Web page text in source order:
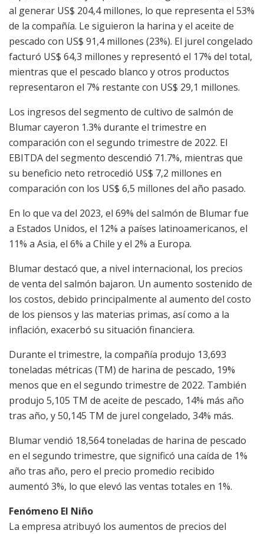
al generar US$ 204,4 millones, lo que representa el 53%
de la compañía. Le siguieron la harina y el aceite de
pescado con US$ 91,4 millones (23%). El jurel congelado
facturó US$ 64,3 millones y representó el 17% del total,
mientras que el pescado blanco y otros productos
representaron el 7% restante con US$ 29,1 millones.
Los ingresos del segmento de cultivo de salmón de
Blumar cayeron 1.3% durante el trimestre en
comparación con el segundo trimestre de 2022. El
EBITDA del segmento descendió 71.7%, mientras que
su beneficio neto retrocedió US$ 7,2 millones en
comparación con los US$ 6,5 millones del año pasado.
En lo que va del 2023, el 69% del salmón de Blumar fue
a Estados Unidos, el 12% a países latinoamericanos, el
11% a Asia, el 6% a Chile y el 2% a Europa.
Blumar destacó que, a nivel internacional, los precios
de venta del salmón bajaron. Un aumento sostenido de
los costos, debido principalmente al aumento del costo
de los piensos y las materias primas, así como a la
inflación, exacerbó su situación financiera.
Durante el trimestre, la compañía produjo 13,693
toneladas métricas (TM) de harina de pescado, 19%
menos que en el segundo trimestre de 2022. También
produjo 5,105 TM de aceite de pescado, 14% más año
tras año, y 50,145 TM de jurel congelado, 34% más.
Blumar vendió 18,564 toneladas de harina de pescado
en el segundo trimestre, que significó una caída de 1%
año tras año, pero el precio promedio recibido
aumentó 3%, lo que elevó las ventas totales en 1%.
Fenómeno El Niño
La empresa atribuyó los aumentos de precios del